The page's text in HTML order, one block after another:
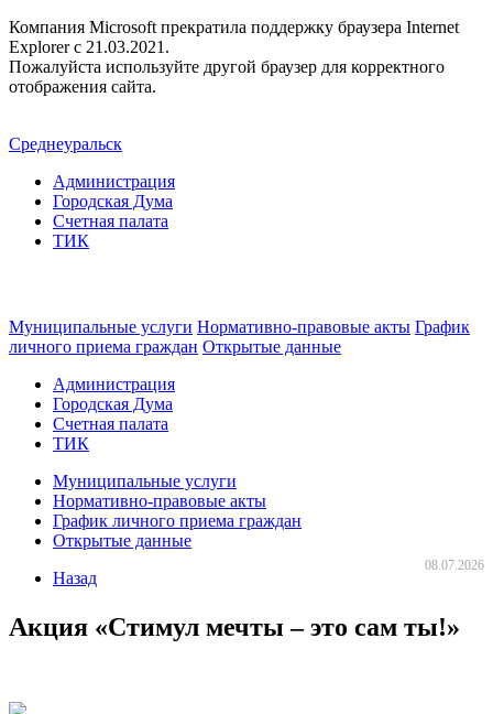
Компания Microsoft прекратила поддержку браузера Internet
Explorer c 21.03.2021.
Пожалуйста используйте другой браузер для корректного
отображения сайта.
Среднеуральск
Администрация
Городская Дума
Счетная палата
ТИК
Муниципальные услуги Нормативно-правовые акты График
личного приема граждан Открытые данные
Администрация
Городская Дума
Счетная палата
ТИК
Муниципальные услуги
Нормативно-правовые акты
График личного приема граждан
Открытые данные
Назад
08.07.2026
Акция «Стимул мечты – это сам ты!»